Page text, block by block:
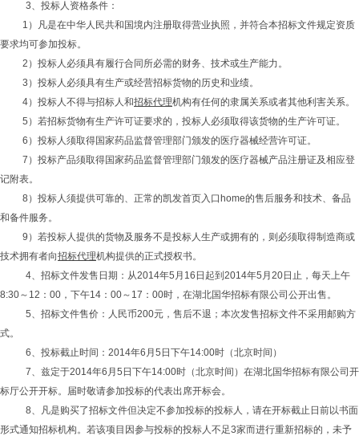
3、投标人资格条件：
1）凡是在中华人民共和国境内注册取得营业执照，并符合本招标文件规定资质
要求均可参加投标。
2）投标人必须具有履行合同所必需的财务、技术或生产能力。
3）投标人必须具有生产或经营招标货物的历史和业绩。
4）投标人不得与招标人和招标代理机构有任何的隶属关系或者其他利害关系。
5）若招标货物有生产许可证要求的，投标人必须取得该货物的生产许可证。
6）投标人须取得国家药品监督管理部门颁发的医疗器械经营许可证。
7）投标产品须取得国家药品监督管理部门颁发的医疗器械产品注册证及相应登
记附表。
8）投标人须提供可靠的、正常的凯发首页入口home的售后服务和技术、备品
和备件服务。
9）若投标人提供的货物及服务不是投标人生产或拥有的，则必须取得制造商或
技术拥有者向招标代理机构提供的正式授权书。
4、招标文件发售日期：从2014年5月16日起到2014年5月20日止，每天上午
8:30～12： 00 ，下午14 ： 00～17： 00时，在湖北国华招标有限公司公开出售。
5、招标文件售价：人民币200元，售后不退；本次发售招标文件不采用邮购方
式。
6、投标截止时间：2014年6月5日下午14:00时（北京时间）
7、兹定于2014年6月5日下午14:00时（北京时间）在湖北国华招标有限公司开
标厅公开开标。届时敬请参加投标的代表出席开标会。
8、凡是购买了招标文件但决定不参加投标的投标人，请在开标截止日前以书面
形式通知招标机构。若该项目因参与投标的投标人不足3家而进行重新招标的，未予